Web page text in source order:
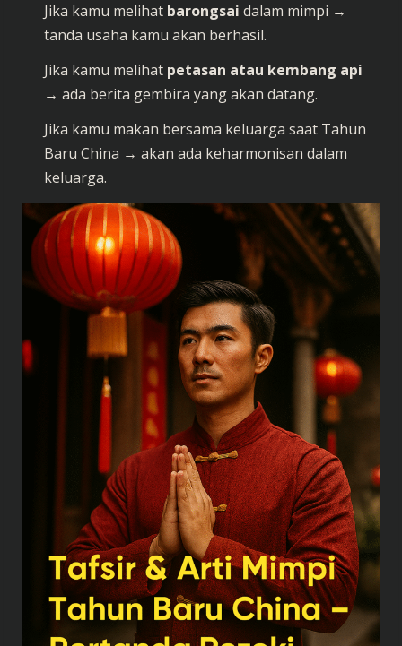
Jika kamu melihat barongsai dalam mimpi →
tanda usaha kamu akan berhasil.
Jika kamu melihat petasan atau kembang api
→ ada berita gembira yang akan datang.
Jika kamu makan bersama keluarga saat Tahun
Baru China → akan ada keharmonisan dalam
keluarga.